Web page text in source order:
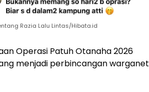
Razia Lalu Lintas/Hibata.id
Operasi Patuh Otanaha 2026
menjadi perbincangan warganet